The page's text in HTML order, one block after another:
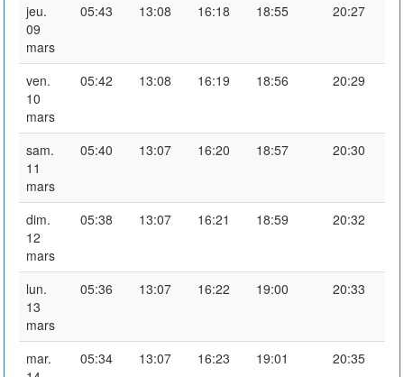
jeu.
09
mars
05:43 13:08 16:18 18:55 20:27
ven.
10
mars
05:42 13:08 16:19 18:56 20:29
sam.
11
mars
05:40 13:07 16:20 18:57 20:30
dim.
12
mars
05:38 13:07 16:21 18:59 20:32
lun.
13
mars
05:36 13:07 16:22 19:00 20:33
mar.
05:34 13:07 16:23 19:01 20:35